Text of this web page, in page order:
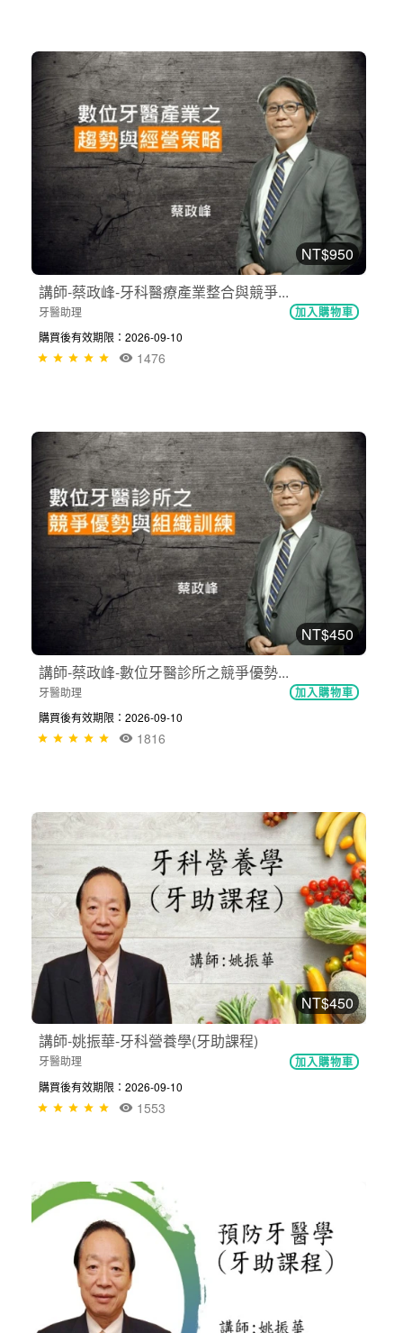
NT$950
講師-蔡政峰-牙科醫療產業整合與競爭...
牙醫助理 加入購物車
購買後有效期限：2026-09-10
1476
NT$450
講師-蔡政峰-數位牙醫診所之競爭優勢...
牙醫助理 加入購物車
購買後有效期限：2026-09-10
1816
NT$450
講師-姚振華-牙科營養學(牙助課程)
牙醫助理 加入購物車
購買後有效期限：2026-09-10
1553